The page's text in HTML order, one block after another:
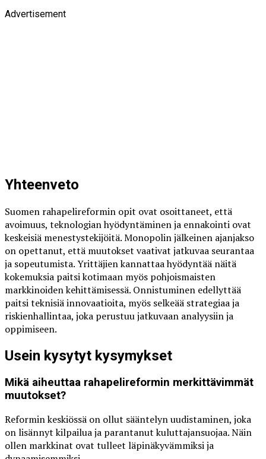
Advertisement
Yhteenveto
Suomen rahapelireformin opit ovat osoittaneet, että
avoimuus, teknologian hyödyntäminen ja ennakointi ovat
keskeisiä menestystekijöitä. Monopolin jälkeinen ajanjakso
on opettanut, että muutokset vaativat jatkuvaa seurantaa
ja sopeutumista. Yrittäjien kannattaa hyödyntää näitä
kokemuksia paitsi kotimaan myös pohjoismaisten
markkinoiden kehittämisessä. Onnistuminen edellyttää
paitsi teknisiä innovaatioita, myös selkeää strategiaa ja
riskienhallintaa, joka perustuu jatkuvaan analyysiin ja
oppimiseen.
Usein kysytyt kysymykset
Mikä aiheuttaa rahapelireformin merkittävimmät
muutokset?
Reformin keskiössä on ollut sääntelyn uudistaminen, joka
on lisännyt kilpailua ja parantanut kuluttajansuojaa. Näin
ollen markkinat ovat tulleet läpinäkyvämmiksi ja